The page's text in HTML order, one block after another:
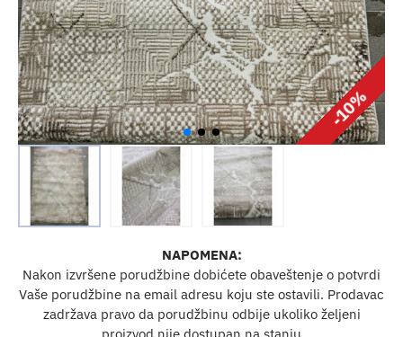
-10%
NAPOMENA:
Nakon izvršene porudžbine dobićete obaveštenje o potvrdi
Vaše porudžbine na email adresu koju ste ostavili. Prodavac
zadržava pravo da porudžbinu odbije ukoliko željeni